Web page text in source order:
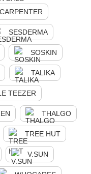
SESDERMA
SOSKIN
TALIKA
TEEZER
THALGO
TREE HUT
V.SUN